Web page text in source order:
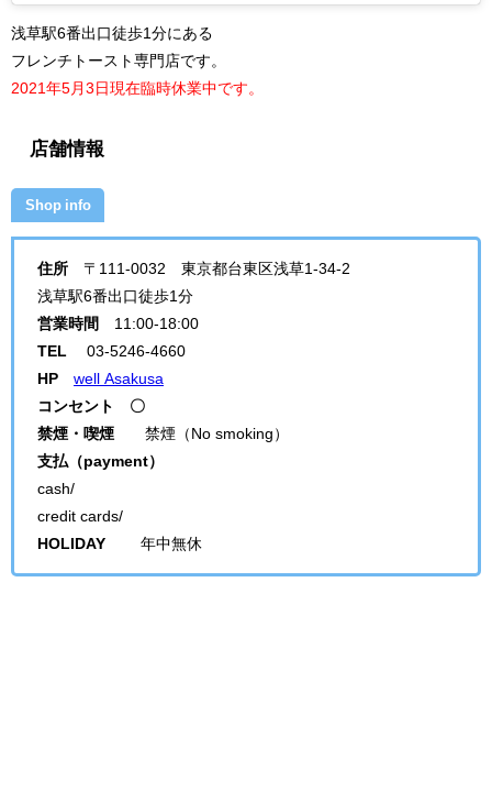
浅草駅6番出口徒歩1分にある
フレンチトースト専門店です。
2021年5月3日現在臨時休業中です。
店舗情報
Shop info
住所 〒111-0032 東京都台東区浅草1-34-2
浅草駅6番出口徒歩1分
営業時間
11:00-18:00
TEL
03-5246-4660
HP well Asakusa
コンセント 〇
禁煙・喫煙 禁煙（No smoking）
支払（payment）
cash/
credit cards/
HOLIDAY 年中無休